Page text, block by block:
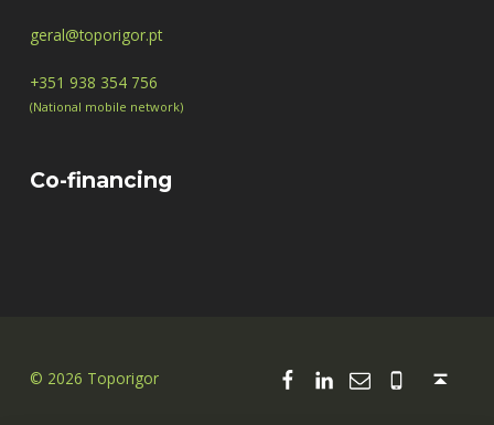
geral@toporigor.pt
+351 938 354 756
(National mobile network)
Co-financing
© 2026 Toporigor